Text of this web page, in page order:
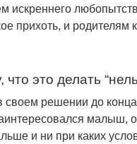
искреннего
прихоть, и
это делать
решении до
малыш,
и ни при каких